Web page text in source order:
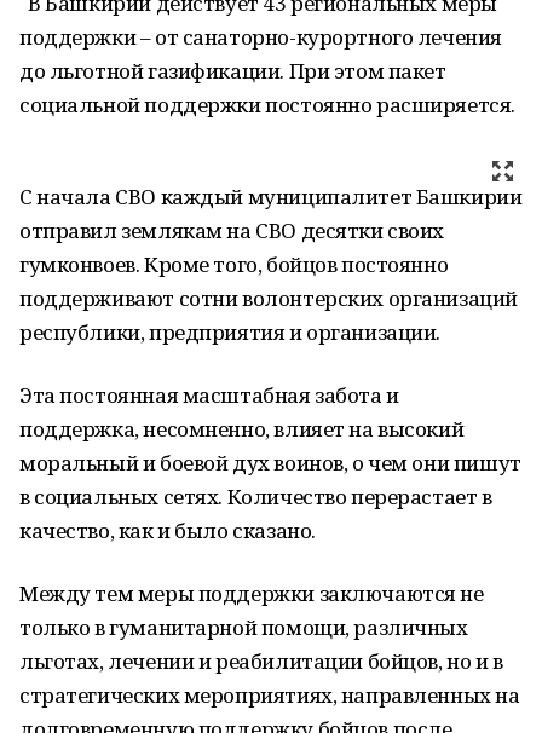
поддержки – от санаторно-курортного лечения
до льготной газификации. При этом пакет
социальной поддержки постоянно расширяется.
С начала СВО каждый муниципалитет Башкирии
отправил землякам на СВО десятки своих
гумконвоев. Кроме того, бойцов постоянно
поддерживают сотни волонтерских организаций
республики, предприятия и организации.
Эта постоянная масштабная забота и
поддержка, несомненно, влияет на высокий
моральный и боевой дух воинов, о чем они пишут
в социальных сетях. Количество перерастает в
качество, как и было сказано.
Между тем меры поддержки заключаются не
только в гуманитарной помощи, различных
льготах, лечении и реабилитации бойцов, но и в
стратегических мероприятиях, направленных на